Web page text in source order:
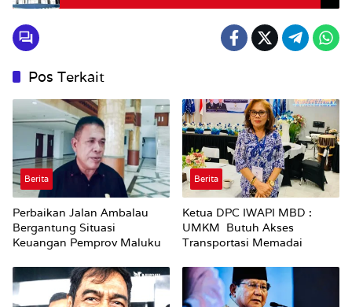
Pos Terkait
Berita
Perbaikan Jalan Ambalau
Bergantung Situasi
Keuangan Pemprov Maluku
Berita
Ketua DPC IWAPI MBD :
UMKM Butuh Akses
Transportasi Memadai